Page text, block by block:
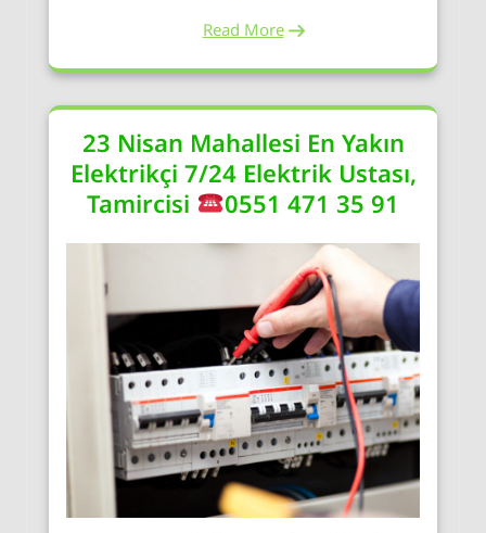
Read More
23 Nisan Mahallesi En Yakın
Elektrikçi 7/24 Elektrik Ustası,
Tamircisi
0551 471 35 91